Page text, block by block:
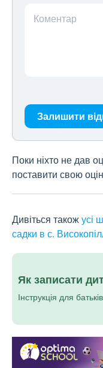
Коментар
Залишити
Поки ніхто не дав
поставити свою
Дивіться такожусі
садки в с.
Як записати
Інструкція для батьків